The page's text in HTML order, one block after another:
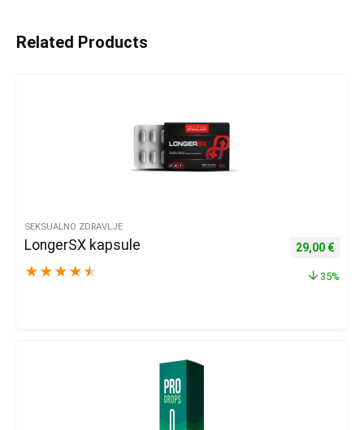
Related Products
SEKSUALNO ZDRAVLJE
LongerSX kapsule
★ ★ ★ ★ ★
Izvorna
29,00 €
35%